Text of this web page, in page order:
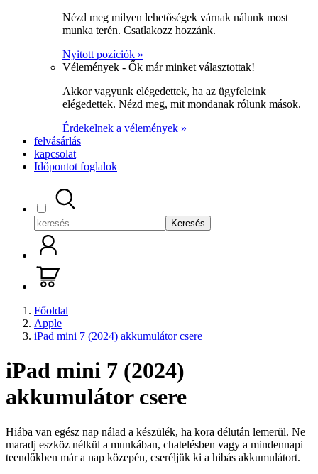
Nézd meg milyen lehetőségek várnak nálunk most
munka terén. Csatlakozz hozzánk.
Nyitott pozíciók »
Vélemények - Ők már minket választottak!
Akkor vagyunk elégedettek, ha az ügyfeleink
elégedettek. Nézd meg, mit mondanak rólunk mások.
Érdekelnek a vélemények »
felvásárlás
kapcsolat
Időpontot foglalok
Keresés
Főoldal
Apple
iPad mini 7 (2024) akkumulátor csere
iPad mini 7 (2024)
akkumulátor csere
Hiába van egész nap nálad a készülék, ha kora délután lemerül. Ne
maradj eszköz nélkül a munkában, chatelésben vagy a mindennapi
teendőkben már a nap közepén, cseréljük ki a hibás akkumulátort.